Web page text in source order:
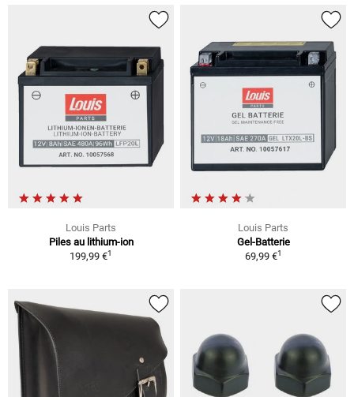
Louis Parts
Piles au lithium-ion
199,99 €1
Louis Parts
Gel-Batterie
69,99 €1